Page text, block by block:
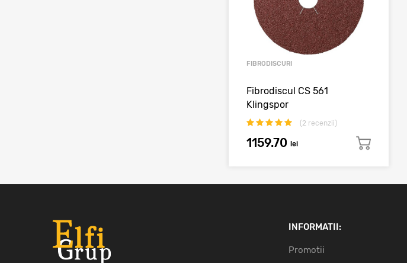
FIBRODISCURI
Fibrodiscul CS 561
Klingspor
(2 recenzii)
1159.70 lei
INFORMATII:
Promotii